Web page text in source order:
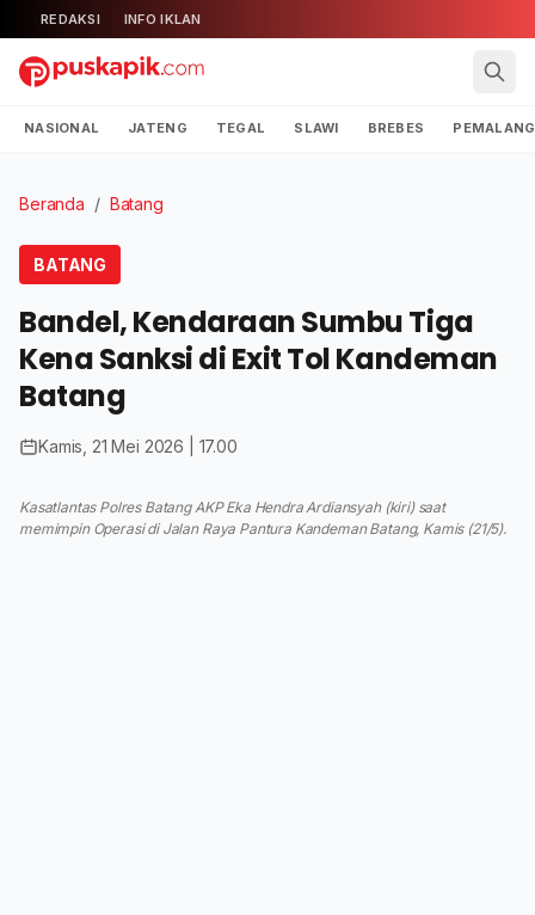
REDAKSI INFO IKLAN
NASIONAL JATENG TEGAL SLAWI BREBES PEMALANG
Beranda / Batang
BATANG
Bandel, Kendaraan Sumbu Tiga
Kena Sanksi di Exit Tol Kandeman
Batang
Kamis, 21 Mei 2026 | 17.00
Kasatlantas Polres Batang AKP Eka Hendra Ardiansyah (kiri) saat
memimpin Operasi di Jalan Raya Pantura Kandeman Batang, Kamis (21/5).